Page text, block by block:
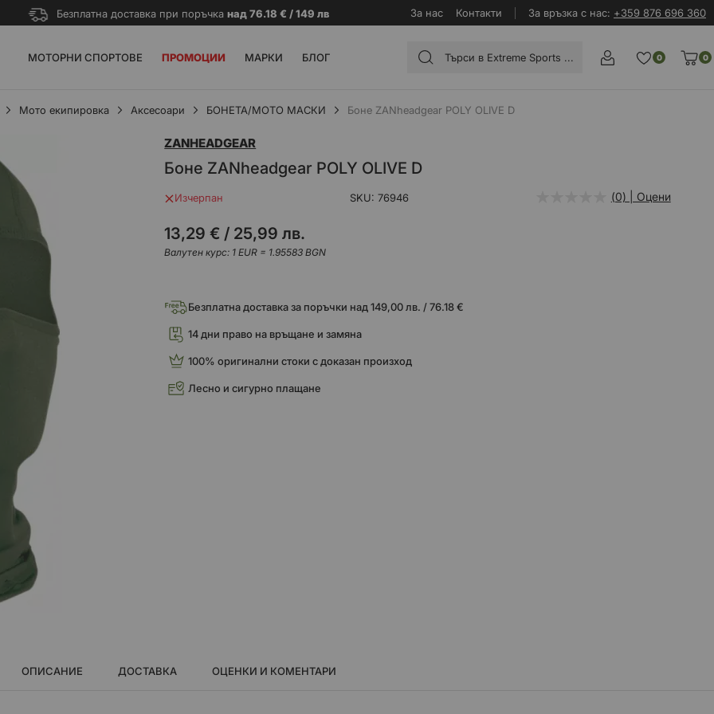
Безплатна доставка при поръчка над 76.18 € / 149 лв За нас Контакти За връзка с нас: +359 876 696 360
МОТОРНИ СПОРТОВЕ ПРОМОЦИИ МАРКИ БЛОГ 0
0
Мото екипировка Аксесоари БОНЕТА/МОТО МАСКИ Боне ZANheadgear POLY OLIVE D
Боне ZANheadgear POLY OLIVE D
ZANHEADGEAR
Изчерпан SKU 76946 (0) | Оцени
13,29 € / 25,99 лв.
Валутен курс: 1 EUR = 1.95583 BGN
Безплатна доставка за поръчки над 149,00 лв. / 76.18 €
14 дни право на връщане и замяна
100% оригинални стоки с доказан произход
Лесно и сигурно плащане
ОПИСАНИЕ ДОСТАВКА ОЦЕНКИ И КОМЕНТАРИ